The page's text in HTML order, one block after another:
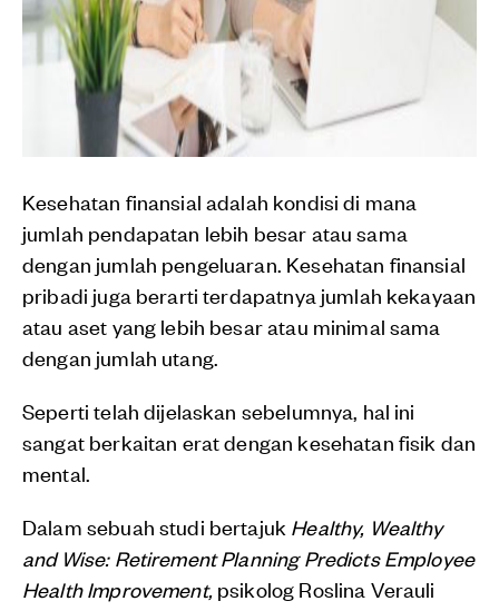
Kesehatan finansial adalah kondisi di mana
jumlah pendapatan lebih besar atau sama
dengan jumlah pengeluaran. Kesehatan finansial
pribadi juga berarti terdapatnya jumlah kekayaan
atau aset yang lebih besar atau minimal sama
dengan jumlah utang.
Seperti telah dijelaskan sebelumnya, hal ini
sangat berkaitan erat dengan kesehatan fisik dan
mental.
Dalam sebuah studi bertajuk Healthy, Wealthy
and Wise: Retirement Planning Predicts Employee
Health Improvement, psikolog Roslina Verauli